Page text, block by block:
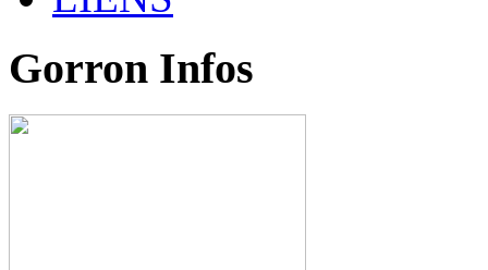
Gorron Infos